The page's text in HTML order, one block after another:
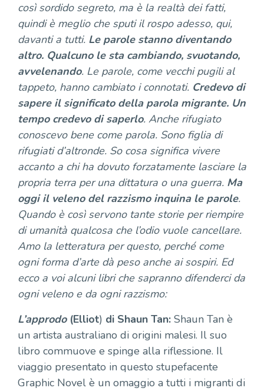
così sordido segreto, ma è la realtà dei fatti,
quindi è meglio che sputi il rospo adesso, qui,
davanti a tutti. Le parole stanno diventando
altro. Qualcuno le sta cambiando, svuotando,
avvelenando. Le parole, come vecchi pugili al
tappeto, hanno cambiato i connotati. Credevo di
sapere il significato della parola migrante. Un
tempo credevo di saperlo. Anche rifugiato
conoscevo bene come parola. Sono figlia di
rifugiati d’altronde. So cosa significa vivere
accanto a chi ha dovuto forzatamente lasciare la
propria terra per una dittatura o una guerra. Ma
oggiil veleno del razzismo inquina le parole.
Quando è così servono tante storie per riempire
di umanità qualcosa che l’odio vuole cancellare.
Amo la letteratura per questo, perché come
ogni forma d’arte dà peso anche ai sospiri. Ed
ecco a voi alcuni libri che sapranno difenderci da
ogni veleno e da ogni razzismo:
L’approdo(Elliot) di Shaun Tan: Shaun Tan è
un artista australiano di origini malesi. Il suo
libro commuove e spinge alla riflessione. Il
viaggio presentato in questo stupefacente
Graphic Novel è un omaggio a tutti i migranti di